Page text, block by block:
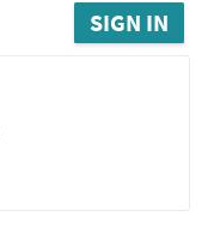
SIGN IN